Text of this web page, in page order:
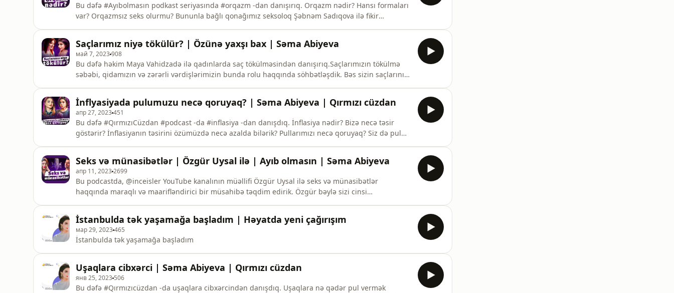
Bu dəfə #Ayıbolmasın podkast seriyasında #orqazm -dan danışırıq. Orqazm nədir? Hansı formaları
var? Orqazmsız seks olurmu? Bununla bağlı qonağımız seksoloq Şəbnəm Sadıqova ilə fikir
Saçlarımız niyə tökülür? | Özünə yaxşı bax | Səma Abiyeva
май 7, 2023908
Bu dəfə həkim Maya Vahidzadə ilə qadınlarda saç tökülməsindən danışırıq.Saçlarımızın tökülmə
səbəbi, qidamızın və zərərli vərdişlərimizin bunda rolu haqqında söhbətləşdik. Bəs sizin saçlarınız
İnflyasiyada pulumuzu necə qoruyaq? | Səma Abiyeva | Qırmızı cüzdan
апр 27, 2023451
Bu dəfə #QırmızıCüzdan #podcast -da #inflasiya -dan danışdıq. İnflasiya nədir? Bizə necə təsir
göstərir? İnflasiyanın təsirini özümüzdə necə azalda bilərik? Pullarımızı necə qoruyaq? Siz də pul
Seks və münasibətlər | Özgür Uysal ilə | Ayıb olmasın | Səma Abiyeva
апр 11, 20232699
Bu podcastda, @inceisler YouTube kanalının müəllifi Özgür Uysal ilə seks və münasibətlər
haqqında maraqlı və maarifləndirici bir müsahibə təqdim edirik. Özgür bəylə sizi cinsi
edirik.Eşq, sevgi və cinsi münasibətlər barədə daha çox öyrənmək istəyirsinizsə, videonu izləyin,
bəyənin və kanalımıza abunə ol
İstanbulda tək yaşamağa başladım | Həyatda yeni çağırışım
мар 29, 2023465
İstanbulda tək yaşamağa başladım
Uşaqlara cibxərci | Səma Abiyeva | Qırmızı cüzdan
янв 25, 2023 506
Bu dəfə #Qırmızıcüzdan -da uşaqlara cibxərcindən danışdıq. Uşaqlara nə qədər pul vermək